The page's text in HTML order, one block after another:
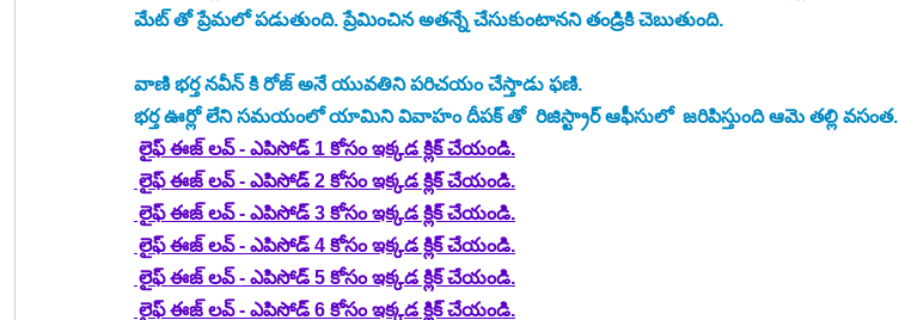
మేట్ తో ప్రేమలో పడుతుంది. ప్రేమించిన అతన్నే చేసుకుంటానని తండ్రికి చెబుతుంది.
వాణి భర్త నవీన్ కి రోజ్ అనే యువతిని పరిచయం చేస్తాడు ఫణి.
భర్త ఊర్లో లేని సమయంలో యామిని వివాహం దీపక్ తో  రిజిస్ట్రార్ ఆఫీసులో  జరిపిస్తుంది ఆమె తల్లి వసంత.
లైఫ్ ఈజ్ లవ్ - ఎపిసోడ్ 1 కోసం ఇక్కడ క్లిక్ చేయండి.
లైఫ్ ఈజ్ లవ్ - ఎపిసోడ్ 2 కోసం ఇక్కడ క్లిక్ చేయండి.
లైఫ్ ఈజ్ లవ్ - ఎపిసోడ్ 3 కోసం ఇక్కడ క్లిక్ చేయండి.
లైఫ్ ఈజ్ లవ్ - ఎపిసోడ్ 4 కోసం ఇక్కడ క్లిక్ చేయండి.
లైఫ్ ఈజ్ లవ్ - ఎపిసోడ్ 5 కోసం ఇక్కడ క్లిక్ చేయండి.
లైఫ్ ఈజ్ లవ్ - ఎపిసోడ్ 6 కోసం ఇక్కడ క్లిక్ చేయండి.